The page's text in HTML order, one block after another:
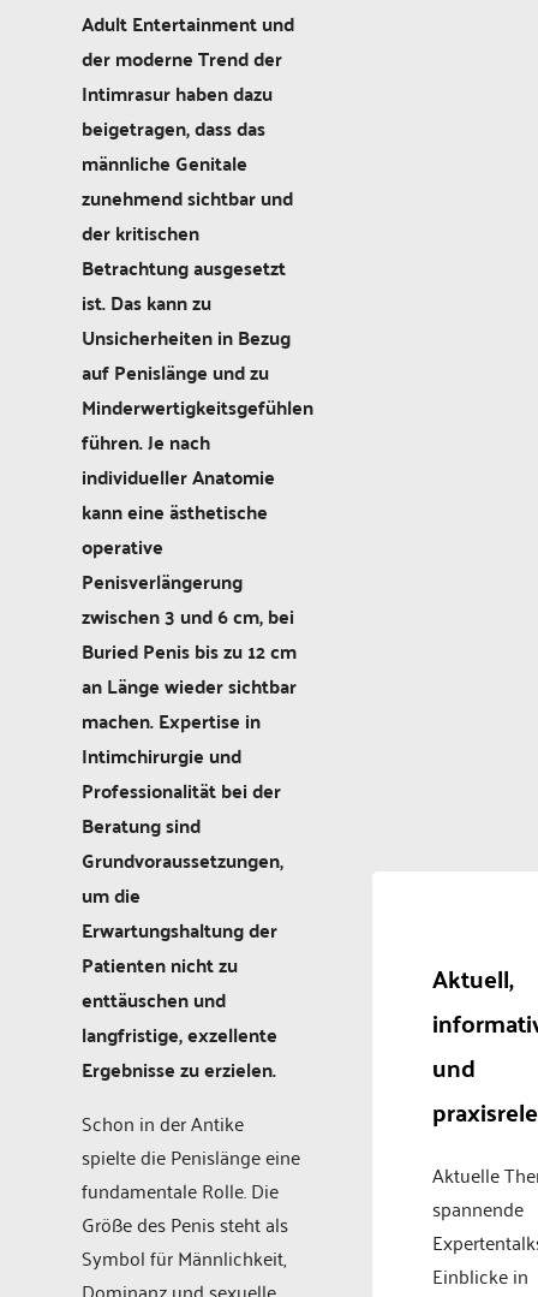
Adult Entertainment und
der moderne Trend der
Intimrasur haben dazu
beigetragen, dass das
männliche Genitale
zunehmend sichtbar und
der kritischen
Betrachtung ausgesetzt
ist. Das kann zu
Unsicherheiten in Bezug
auf Penislänge und zu
Minderwertigkeitsgefühlen
führen. Je nach
individueller Anatomie
kann eine ästhetische
operative
Penisverlängerung
zwischen 3 und 6 cm, bei
Buried Penis bis zu 12 cm
an Länge wieder sichtbar
machen. Expertise in
Intimchirurgie und
Professionalität bei der
Beratung sind
Grundvoraussetzungen,
um die
Erwartungshaltung der
Patienten nicht zu
enttäuschen und
langfristige, exzellente
Ergebnisse zu erzielen.
Schon in der Antike
spielte die Penislänge eine
fundamentale Rolle. Die
Größe des Penis steht als
Symbol für Männlichkeit,
Aktuell,
und
Aktuelle
spannende
Einblicke in